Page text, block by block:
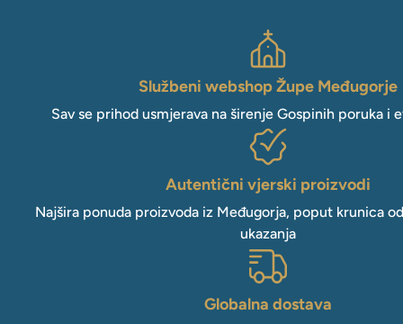
Službeni webshop Župe Međugorje
Sav se prihod usmjerava na širenje Gospinih poruka i
Autentični vjerski proizvodi
Najšira ponuda proizvoda iz Međugorja, poput krunica
ukazanja
Globalna dostava